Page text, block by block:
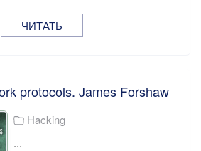
ЧИТАТЬ
protocols. James Forshaw
Hacking
...